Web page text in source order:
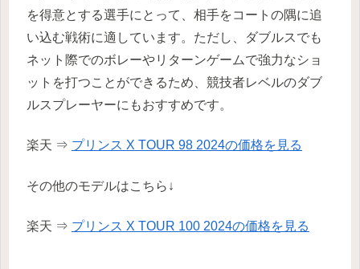
を得意とする選手にとって、相手をコートの隅に追
い込む戦術に適しています。ただし、ダブルスでも
ネット際でのボレーやリターンゲームで強力なショ
ットを打つことができるため、競技者レベルのダブ
ルスプレーヤーにもおすすめです。
楽天 ⇒ プリンス X TOUR 98 2024の価格を見る
その他のモデルはこちら↓
楽天 ⇒ プリンス X TOUR 100 2024の価格を見る